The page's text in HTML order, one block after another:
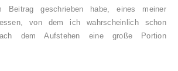
geschrieben habe, eines meiner
von dem ich wahrscheinlich schon
dem Aufstehen eine große Portion